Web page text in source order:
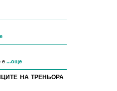
е ...още
НА ТРЕНЬОРА